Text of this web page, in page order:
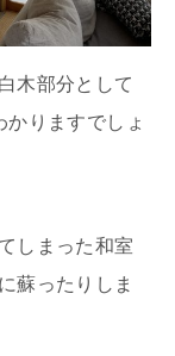
木部分として
りますでしょ
しまった和室
蘇ったりしま